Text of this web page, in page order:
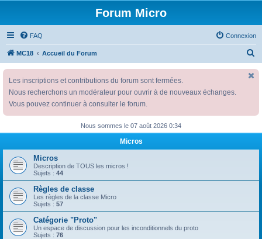
Forum Micro
FAQ Connexion
MC18 Accueil du Forum
h
r
Les inscriptions et contributions du forum sont fermées.
Nous recherchons un modérateur pour ouvrir à de nouveaux échanges.
Vous pouvez continuer à consulter le forum.
Nous sommes le 07 août 2026 0:34
Micros
Micros
Description de TOUS les micros !
Sujets : 44
Règles de classe
Les règles de la classe Micro
Sujets : 57
Catégorie "Proto"
Un espace de discussion pour les inconditionnels du proto
Sujets : 76